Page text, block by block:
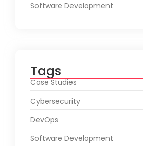
Software Development
Tags
Case Studies
Cybersecurity
DevOps
Software Development